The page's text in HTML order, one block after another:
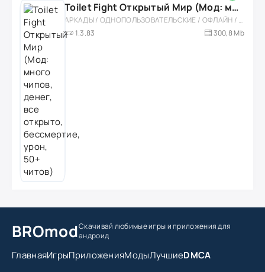
Toilet Fight Открытый Мир (Мод: много чипов, денег, все открыто, бессмертие, урон, 50+ читов)
АРКАДЫ / ОДНОПОЛЬЗОВАТЕЛЬСКИЕ / ОФЛАЙН / МОД / РОЛЕВЫЕ / ШУТЕРЫ / ОТКРЫТЫЙ МИР / ВСТРОЕННЫЙ КЕШ / 3D / ЭКШЕНЫ / ТУАЛЕТНЫЕ ВОЙНЫ / ДЛЯ ДЕТЕЙ
1.3.83
300,8 Mb
BROmodСкачивай любимые игрыи приложения для
андроид
ГлавнаяИгрыПриложенияМодыЛучшиеDMCA